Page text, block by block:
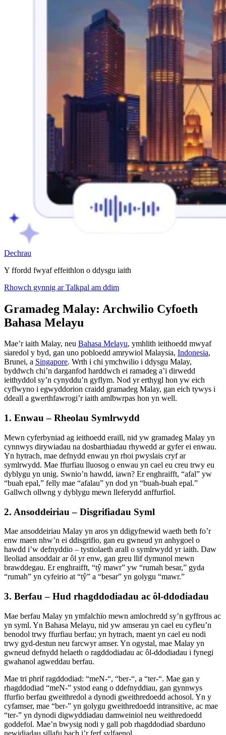
Dechrau
Y ffordd fwyaf effeithlon o ddysgu iaith
Rhowch gynnig ar Talkpal am ddim
Gramadeg Malay: Archwilio Cyfoeth
Bahasa Melayu
Mae’r iaith Malay, neu Bahasa Melayu, ymhlith ieithoedd mwyaf
siaredol y byd, gan uno pobloedd amrywiol Malaysia, Indonesia,
Brunei, a Singapore. Wrth i chi ymchwilio i ddysgu Malay,
byddwch chi’n darganfod harddwch ei ramadeg a’i dirwedd
ieithyddol sy’n cynyddu’n gyflym. Nod yr erthygl hon yw eich
cyflwyno i egwyddorion craidd gramadeg Malay, gan eich tywys i
ddeall a gwerthfawrogi’r iaith amlbwrpas hon yn well.
1. Enwau – Rheolau Symlrwydd
Mewn cyferbyniad ag ieithoedd eraill, nid yw gramadeg Malay yn
cynnwys dirywiadau na dosbarthiadau rhywedd ar gyfer ei enwau.
Yn hytrach, mae defnydd enwau yn rhoi pwyslais cryf ar
symlrwydd. Mae ffurfiau lluosog o enwau yn cael eu creu trwy eu
dyblygu yn unig. Swnio’n hawdd, iawn? Er enghraifft, “afal” yw
“buah epal,” felly mae “afalau” yn dod yn “buah-buah epal.”
Gallwch ollwng y dyblygu mewn lleferydd anffurfiol.
2. Ansoddeiriau – Disgrifiadau Syml
Mae ansoddeiriau Malay yn aros yn ddigyfnewid waeth beth fo’r
enw maen nhw’n ei ddisgrifio, gan eu gwneud yn anhygoel o
hawdd i’w defnyddio – tystiolaeth arall o symlrwydd yr iaith. Daw
lleoliad ansoddair ar ôl yr enw, gan greu llif dymunol mewn
brawddegau. Er enghraifft, “tŷ mawr” yw “rumah besar,” gyda
“rumah” yn cyfeirio at “tŷ” a “besar” yn golygu “mawr.”
3. Berfau – Hud rhagddodiadau ac ôl-ddodiadau
Mae berfau Malay yn ymfalchïo mewn amlochredd sy’n gyffrous ac
yn syml. Yn Bahasa Melayu, nid yw amserau yn cael eu cyfleu’n
benodol trwy ffurfiau berfau; yn hytrach, maent yn cael eu nodi
trwy gyd-destun neu farcwyr amser. Yn ogystal, mae Malay yn
gwneud defnydd helaeth o ragddodiadau ac ôl-ddodiadau i fynegi
gwahanol agweddau berfau.
Mae tri phrif ragddodiad: “meN-“, “ber-“, a “ter-“. Mae gan y
rhagddodiad “meN-” ystod eang o ddefnyddiau, gan gynnwys
ffurfio berfau gweithredol a dynodi gweithredoedd achosol. Yn y
cyfamser, mae “ber-” yn golygu gweithredoedd intransitive, ac mae
“ter-” yn dynodi digwyddiadau damweiniol neu weithredoedd
goddefol. Mae’n bwysig nodi y gall pob rhagddodiad sbarduno
newidiadau sillafu bach i’r ferf sylfaenol.